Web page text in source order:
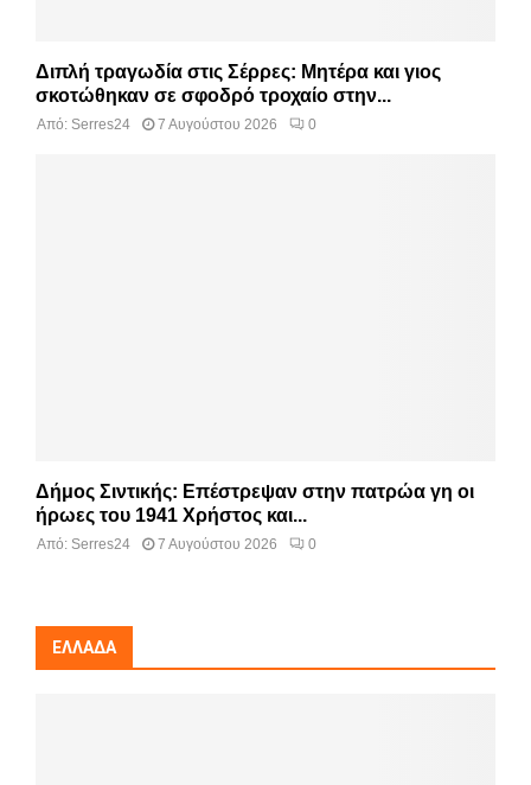
Διπλή τραγωδία στις Σέρρες: Μητέρα και γιος
σκοτώθηκαν σε σφοδρό τροχαίο στην...
Από: Serres24 7 Αυγούστου 2026 0
Δήμος Σιντικής: Επέστρεψαν στην πατρώα γη οι
ήρωες του 1941 Χρήστος και...
Από: Serres24 7 Αυγούστου 2026 0
ΕΛΛΆΔΑ